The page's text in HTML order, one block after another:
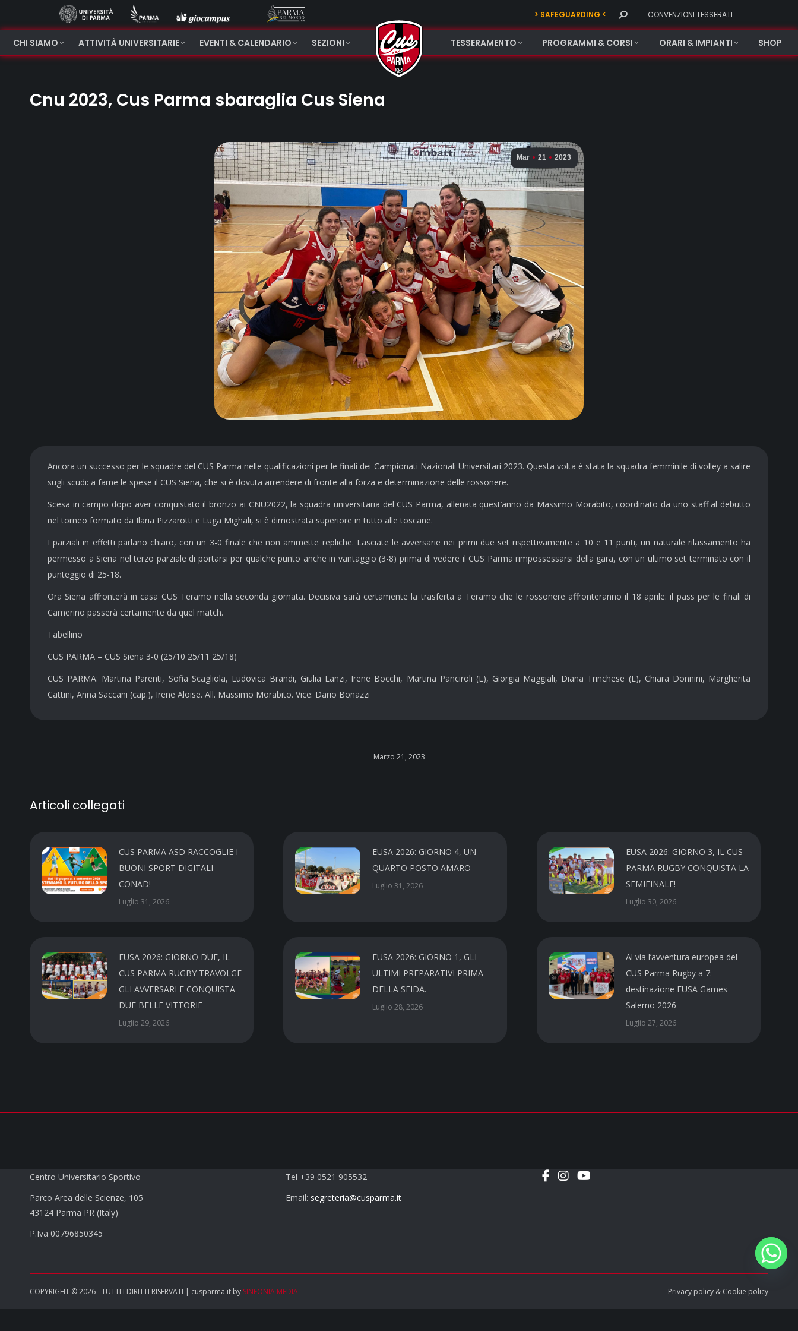
> SAFEGUARDING < Search: CONVENZIONI TESSERATI
CHI SIAMO ATTIVITÀ UNIVERSITARIE EVENTI & CALENDARIO SEZIONI TESSERAMENTO PROGRAMMI & CORSI ORARI & IMPIANTI SHOP
Cnu 2023, Cus Parma sbaraglia Cus Siena
Mar 21 2023
Ancora un successo per le squadre del CUS Parma nelle qualificazioni per le finali dei Campionati Nazionali Universitari 2023. Questa volta è stata la squadra femminile di volley a salire
sugli scudi: a farne le spese il CUS Siena, che si è dovuta arrendere di fronte alla forza e determinazione delle rossonere.
Scesa in campo dopo aver conquistato il bronzo ai CNU2022, la squadra universitaria del CUS Parma, allenata quest’anno da Massimo Morabito, coordinato da uno staff al debutto
nel torneo formato da Ilaria Pizzarotti e Luga Mighali, si è dimostrata superiore in tutto alle toscane.
I parziali in effetti parlano chiaro, con un 3-0 finale che non ammette repliche. Lasciate le avversarie nei primi due set rispettivamente a 10 e 11 punti, un naturale rilassamento ha
permesso a Siena nel terzo parziale di portarsi per qualche punto anche in vantaggio (3-8) prima di vedere il CUS Parma rimpossessarsi della gara, con un ultimo set terminato con il
punteggio di 25-18.
Ora Siena affronterà in casa CUS Teramo nella seconda giornata. Decisiva sarà certamente la trasferta a Teramo che le rossonere affronteranno il 18 aprile: il pass per le finali di
Camerino passerà certamente da quel match.
Tabellino
CUS PARMA – CUS Siena 3-0 (25/10 25/11 25/18)
CUS PARMA: Martina Parenti, Sofia Scagliola, Ludovica Brandi, Giulia Lanzi, Irene Bocchi, Martina Panciroli (L), Giorgia Maggiali, Diana Trinchese (L), Chiara Donnini, Margherita
Cattini, Anna Saccani (cap.), Irene Aloise. All. Massimo Morabito. Vice: Dario Bonazzi
Marzo 21, 2023
Articoli collegati
CUS PARMA ASD RACCOGLIE I
BUONI SPORT DIGITALI
CONAD!
Luglio 31, 2026
EUSA 2026: GIORNO 4, UN
QUARTO POSTO AMARO
Luglio 31, 2026
EUSA 2026: GIORNO 3, IL CUS
PARMA RUGBY CONQUISTA LA
SEMIFINALE!
Luglio 30, 2026
EUSA 2026: GIORNO DUE, IL
CUS PARMA RUGBY TRAVOLGE
GLI AVVERSARI E CONQUISTA
DUE BELLE VITTORIE
Luglio 29, 2026
EUSA 2026: GIORNO 1, GLI
ULTIMI PREPARATIVI PRIMA
DELLA SFIDA.
Luglio 28, 2026
Al via l’avventura europea del
CUS Parma Rugby a 7:
destinazione EUSA Games
Salerno 2026
Luglio 27, 2026
Centro Universitario Sportivo
Parco Area delle Scienze, 105
43124 Parma PR (Italy)
P.Iva 00796850345
Tel +39 0521 905532
Email: segreteria@cusparma.it
COPYRIGHT © 2026 - TUTTI I DIRITTI RISERVATI | cusparma.it by SINFONIA MEDIA Privacy policy & Cookie policy